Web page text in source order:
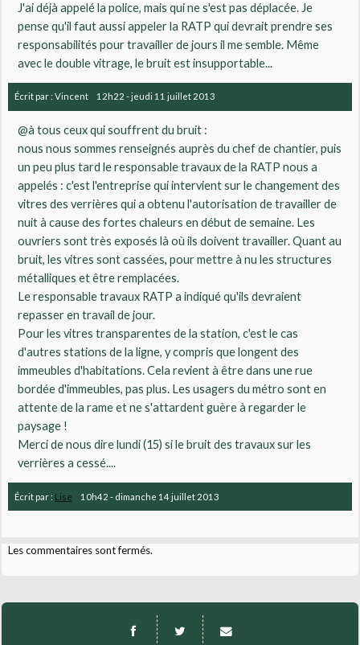
J'ai déjà appelé la police, mais qui ne s'est pas déplacée. Je
pense qu'il faut aussi appeler la RATP qui devrait prendre ses
responsabilités pour travailler de jours il me semble. Même
avec le double vitrage, le bruit est insupportable...
Écrit par :Vincent 12h22 -jeudi 11 juillet 2013
@à tous ceux qui souffrent du bruit :
nous nous sommes renseignés auprès du chef de chantier, puis
un peu plus tard le responsable travaux de la RATP nous a
appelés : c'est l'entreprise qui intervient sur le changement des
vitres des verrières qui a obtenu l'autorisation de travailler de
nuit à cause des fortes chaleurs en début de semaine. Les
ouvriers sont très exposés là où ils doivent travailler. Quant au
bruit, les vitres sont cassées, pour mettre à nu les structures
métalliques et être remplacées.
Le responsable travaux RATP a indiqué qu'ils devraient
repasser en travail de jour.
Pour les vitres transparentes de la station, c'est le cas
d'autres stations de la ligne, y compris que longent des
immeubles d'habitations. Cela revient à être dans une rue
bordée d'immeubles, pas plus. Les usagers du métro sont en
attente de la rame et ne s'attardent guère à regarder le
paysage !
Merci de nous dire lundi (15) si le bruit des travaux sur les
verrières a cessé....
Écrit par : Lise 10h42 - dimanche 14juillet 2013
Les commentaires sont fermés.